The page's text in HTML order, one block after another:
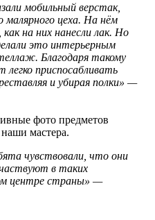
мобильный верстак,
малярного цеха. На нём
на них нанесли лак. Но
это интерьерным
Благодаря такому
приспосабливать
и убирая полки» —
фото предметов
мастера.
чувствовали, что они
в таких
центре страны» —